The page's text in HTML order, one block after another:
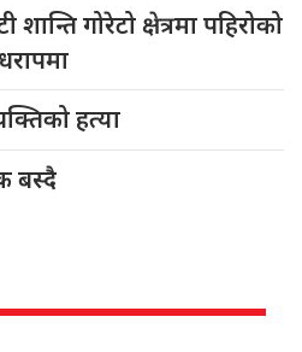
शान्ति गोरेटो क्षेत्रमा पहिरोको
हत्या
बस्दै